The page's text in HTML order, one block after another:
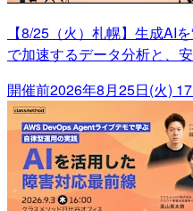
【8/25（火）札幌】生成AI
で加速するデータ分析と、
開催前2026年8月25日(火)